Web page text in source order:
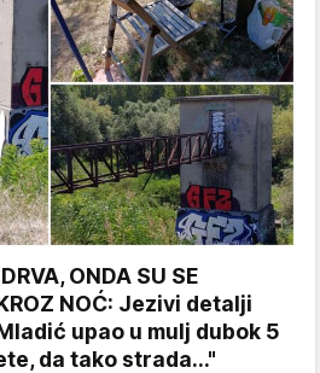
ONDA SU SE
NOĆ: Jezivi detalji
upao u mulj dubok 5
da tako strada..."